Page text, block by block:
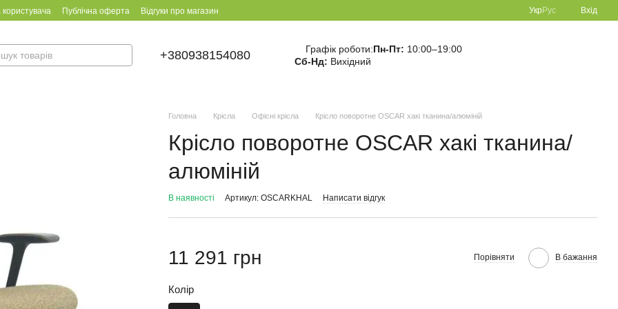
користувача Публічна оферта Відгуки про магазин УкрРус Вхід
+380938154080 Графік роботи:Пн-Пт: 10:00–19:00
Сб-Нд: Вихідний
Головна Крісла Офісні крісла Крісло поворотне OSCAR хакі тканина/алюміній
Крісло поворотне OSCAR хакі тканина/
алюміній
В наявності Артикул: OSCARKHAL Написати відгук
11 291 грн Порівняти В бажання
Колір